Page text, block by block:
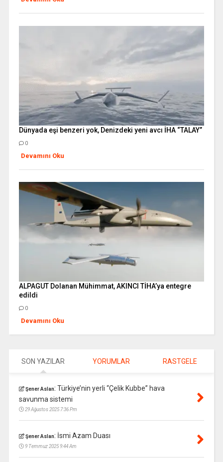
Dünyada eşi benzeri yok, Denizdeki yeni avcı İHA “TALAY”
0
Devamını Oku
ALPAGUT Dolanan Mühimmat, AKINCI TİHA’ya entegre
edildi
0
Devamını Oku
SON YAZILAR YORUMLAR RASTGELE
Şener Aslan: Türkiye’nin yerli “Çelik Kubbe” hava
savunma sistemi
29 Ağustos 2025 7:36 Pm
Şener Aslan: İsmi Azam Duası
9 Temmuz 2025 9:44 Am